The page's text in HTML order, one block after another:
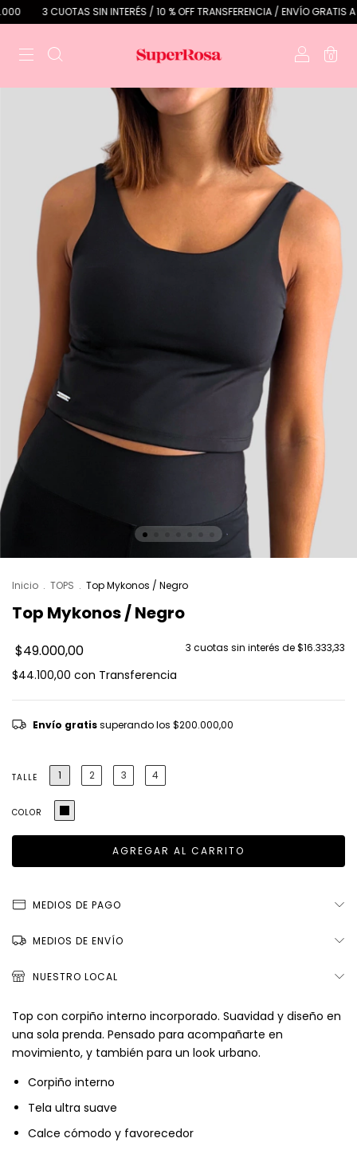
3 CUOTAS SIN INTERÉS / 10 % OFF TRANSFERENCIA / ENVÍO GRATIS A
0
Inicio . TOPS . Top Mykonos / Negro
Top Mykonos / Negro
$49.000,00 3 cuotas sin interés de$16.333,33
$44.100,00 con Transferencia
Envío gratis superando los $200.000,00
TALLE 1 2 3 4
COLOR
MEDIOS DE PAGO
MEDIOS DE ENVÍO
NUESTRO LOCAL
Top con corpiño interno incorporado. Suavidad y diseño en
una sola prenda. Pensado para acompañarte en
movimiento, y también para un look urbano.
Corpiño interno
Tela ultra suave
Calce cómodo y favorecedor